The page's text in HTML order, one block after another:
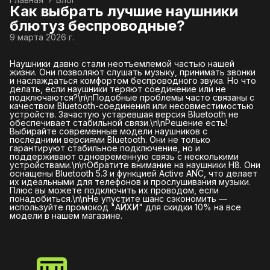
Как выбрать лучшие наушники
блютуз беспроводные?
9 марта 2026 г.
Наушники давно стали неотъемлемой частью нашей
жизни. Они позволяют слушать музыку, принимать звонки
и наслаждаться комфортом беспроводного звука. Но что
делать, если наушники теряют соединение или не
подключаются?\n\nПодобные проблемы часто связаны с
качеством Bluetooth-соединения или несовместимостью
устройств. Зачастую устаревшая версия Bluetooth не
обеспечивает стабильной связи.\n\nРешение есть!
Выбирайте современные модели наушников с
последними версиями Bluetooth. Они не только
гарантируют стабильное подключение, но и
поддерживают одновременную связь с несколькими
устройствами.\n\nОбратите внимание на наушники H8. Они
оснащены Bluetooth 5.3 и функцией Active ANC, что делает
их идеальными для телефонов и прослушивания музыки.
Плюс вы можете подключить их проводом, если
понадобиться.\n\nНе упустите шанс сэкономить —
используйте промокод "АЙХИ" для скидки 10% на все
модели в нашем магазине.